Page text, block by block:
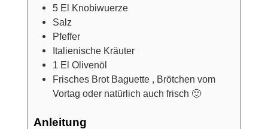
5 El
Knobiwuerze
Salz
Pfeffer
Italienische Kräuter
1 El Olivenöl
Frisches Brot Baguette , Brötchen vom
Vortag oder natürlich auch frisch 🙂
Anleitung